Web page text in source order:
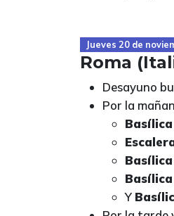
Jueves 20 de
Roma
Desayuno
Por la
Y